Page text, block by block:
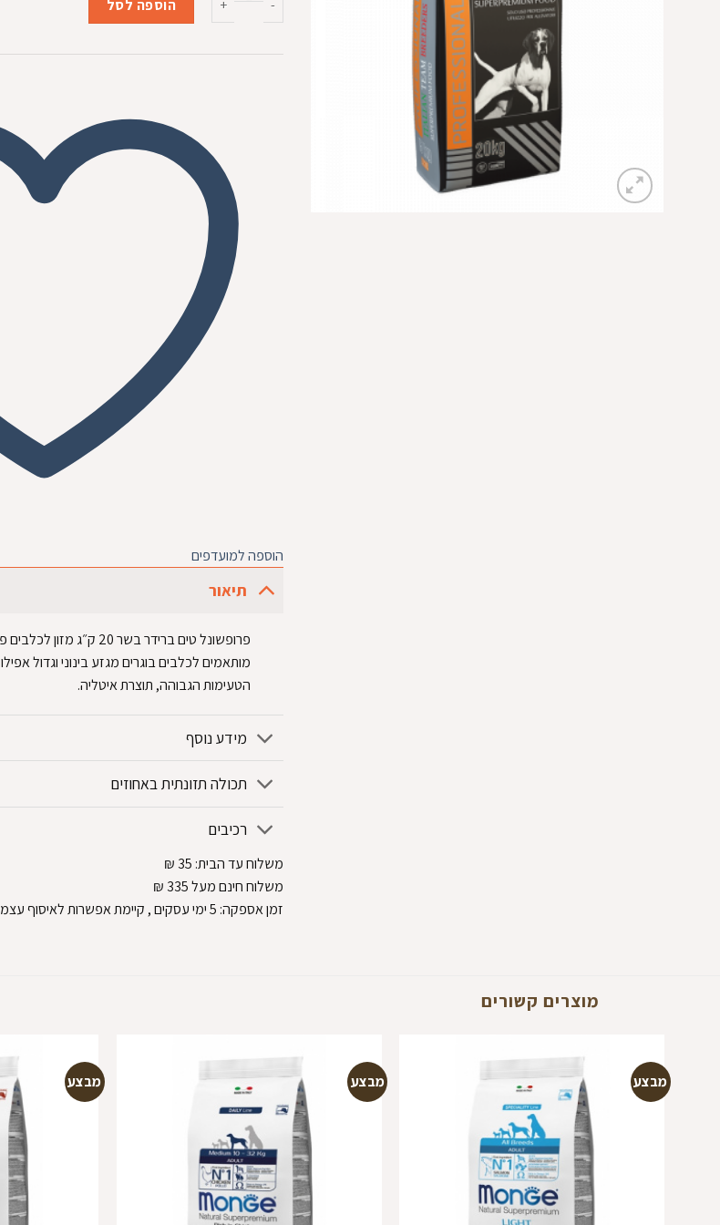
₪259.00.
₪239.00.
הוספה לסל
הוספה למועדפים
תיאור
פרופשונל טים ברידר בשר 20
מותאמים לכלבים בוגרים מגזע בינוני וגדול
הטעימות הגבוהה, תוצרת איטליה.
מידע נוסף
תכולה תזונתית באחוזים
רכיבים
משלוח עד הבית:
₪
משלוח חינם מעל 335
₪
זמן אספקה: 5 ימי עסקים , קיימת אפשרות לאיסוף
מוצרים קשורים
מבצע מבצע מבצע